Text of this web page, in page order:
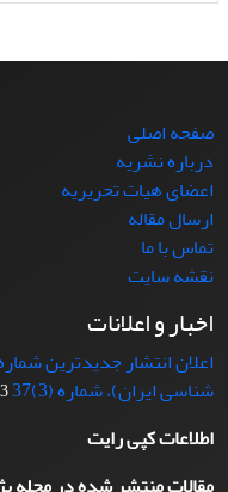
صفحه اصلی
درباره نشریه
اعضای هیات تحریریه
ارسال مقاله
تماس با ما
نقشه سایت
اخبار و اعلانات
اعلان انتشار جدیدترین
شناسی ایران)، شماره (3)37
اطلاعات کپی رایت